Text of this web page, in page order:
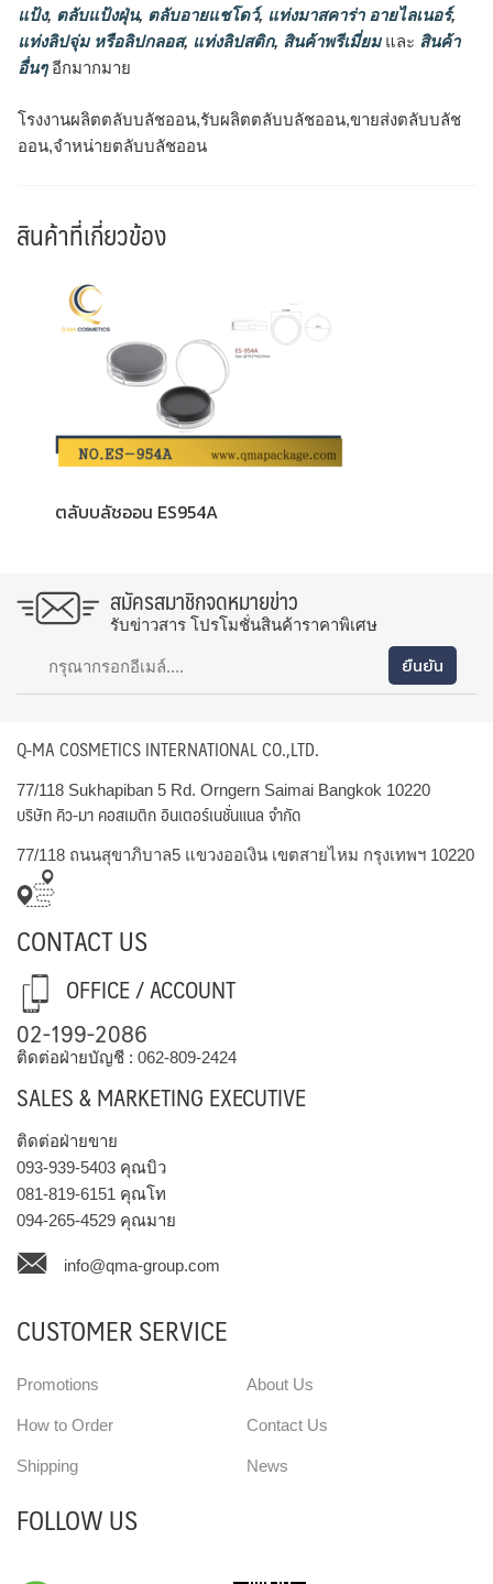
แป้ง, ตลับแป้งฝุ่น, ตลับอายแชโดว์, แท่งมาสคาร่า อายไลเนอร์,
แท่งลิปจุ่ม หรือลิปกลอส, แท่งลิปสติก, สินค้าพรีเมี่ยมและ สินค้า
อื่นๆอีกมากมาย
โรงงานผลิตตลับบลัชออน,รับผลิตตลับบลัชออน,ขายส่งตลับบลัช
ออน,จำหน่ายตลับบลัชออน
สินค้าที่เกี่ยวข้อง
ตลับบลัชออน ES954A
สมัครสมาชิกจดหมายข่าว
รับข่าวสาร โปรโมชั่นสินค้าราคาพิเศษ
Q-MA COSMETICS INTERNATIONAL CO.,LTD.
77/118 Sukhapiban 5 Rd. Orngern Saimai Bangkok 10220
บริษัท คิว-มา คอสเมติก อินเตอร์เนชั่นแนล จำกัด
77/118 ถนนสุขาภิบาล5 แขวงออเงิน เขตสายไหม กรุงเทพฯ 10220
CONTACT US
OFFICE / ACCOUNT
02-199-2086
ติดต่อฝ่ายบัญชี : 062-809-2424
SALES & MARKETING EXECUTIVE
ติดต่อฝ่ายขาย
093-939-5403 คุณบิว
081-819-6151 คุณโท
094-265-4529 คุณมาย
info@qma-group.com
CUSTOMER SERVICE
Promotions
How to Order
Shipping
About Us
Contact Us
News
FOLLOW US